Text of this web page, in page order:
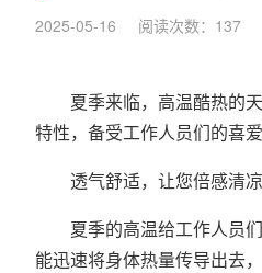
2025-05-16 阅读次数： 137
夏季来临，高温酷热的天
特性，备受工作人员们的喜爱
透气舒适，让您倍感清凉
夏季的高温给工作人员们
能迅速将身体热量传导出去